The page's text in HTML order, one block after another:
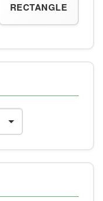
RECTANGLE